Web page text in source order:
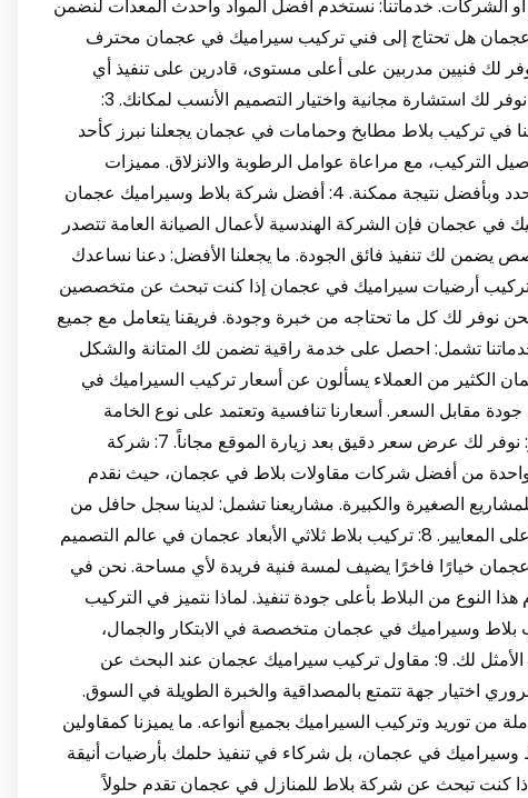
أو الشركات. خدماتنا: نستخدم أفضل المواد وأحدث المعدات لنضمن
سيراميك عجمان هل تحتاج إلى فني تركيب سيراميك في عجمان محترف
لك فنيين مدربين على أعلى مستوى، قادرين على تنفيذ أي
تصميم بدقة وجودة عالية. لماذا تختار فنيينا؟ نوفر لك استشارة مجانية واختيار التصميم الأنسب لمكانك. 3:
تركيب بلاط مطابخ وحمامات في عجمان يجعلنا نبرز كأحد
التركيب، مع مراعاة عوامل الرطوبة والانزلاق. مميزات
الخدمة: نعدك بإنهاء المشروع في الوقت المحدد وبأفضل نتيجة ممكنة. 4: أفضل شركة بلاط وسيراميك عجمان
عجمان فإن الشركة الهندسية لأعمال الصيانة العامة تتصدر
يضمن لك تنفيذ فائق الجودة. ما يجعلنا الأفضل: دعنا نساعدك
تحويل أرضيات منزلك إلى تحفة فنية. 5: تركيب أرضيات سيراميك في عجمان إذا كنت تبحث عن متخصصين
لك كل ما تحتاجه من خبرة وجودة. فريقنا يتعامل مع جميع
تشمل: احصل على خدمة راقية تضمن لك المتانة والشكل
عجمان الكثير من العملاء يسألون عن أسعار تركيب السيراميك في
مقابل السعر. أسعارنا تنافسية وتعتمد على نوع الخامة
ومساحة العمل. العوامل المؤثرة على السعر: نوفر لك عرض سعر دقيق بعد زيارة الموقع مجاناً. 7: شركة
واحدة من أفضل شركات مقاولات بلاط في عجمان، حيث نقدم
الصغيرة والكبيرة. مشاريعنا تشمل: لدينا سجل حافل من
العملاء الراضين وخبرة في تنفيذ المشاريع بأعلى المعايير. 8: تركيب بلاط ثلاثي الأبعاد عجمان في عالم التصميم
عجمان خيارًا فاخرًا يضيف لمسة فنية فريدة لأي مساحة. نحن في
النوع من البلاط بأعلى جودة تنفيذ. لماذا نتميز في التركيب
بلاط وسيراميك في عجمان متخصصة في الابتكار والجمال،
فخدمتنا لتركيب البلاط ثلاثي الأبعاد هي الحل الأمثل لك. 9: مقاول تركيب سيراميك عجمان عند البحث عن
اختيار جهة تتمتع بالمصداقية والخبرة الطويلة في السوق.
من توريد وتركيب السيراميك بجميع أنواعه. ما يميزنا كمقاولين
في عجمان، بل شركاء في تنفيذ حلمك بأرضيات أنيقة
إذا كنت تبحث عن شركة بلاط للمنازل في عجمان تقدم حلولاً